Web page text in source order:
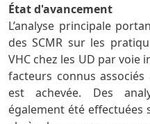
État d'avancement
L’analyse principale
des SCMR sur les
VHC chez les UD par voie
facteurs connus
est achevée. Des
également été effectuées